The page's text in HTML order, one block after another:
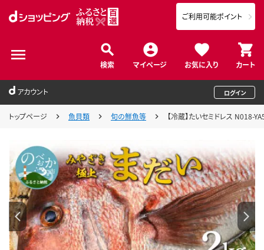
検索 マイページ お気に入り カート
ご利用可能ポイント
アカウント ログイン
トップページ 魚貝類 旬の鮮魚等 【冷蔵】たいセミドレス N018-